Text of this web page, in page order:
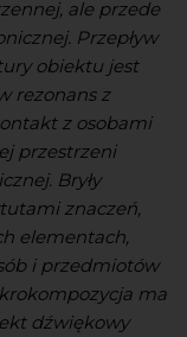
ale przede
Przepływ
obiektu jest
rezonans z
z osobami
przestrzeni
Bryły
znaczeń,
elementach,
i przedmiotów
ma
dźwiękowy